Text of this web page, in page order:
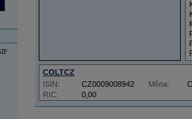
COLTCZ
RIC: 0,00
ISIN: CZ0009008942 Měna: